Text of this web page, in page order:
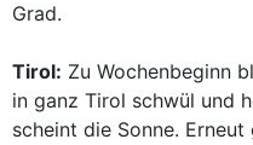
Grad.
Tirol: Zu Wochenbeginn
in ganz Tirol schwül und
scheint die Sonne.